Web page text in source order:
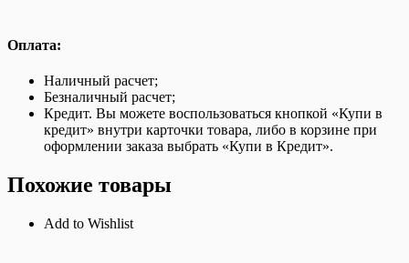
Оплата:
Наличный расчет;
Безналичный расчет;
Кредит. Вы можете воспользоваться кнопкой «Купи в
кредит» внутри карточки товара, либо в корзине при
оформлении заказа выбрать «Купи в Кредит».
Похожие товары
Add to Wishlist